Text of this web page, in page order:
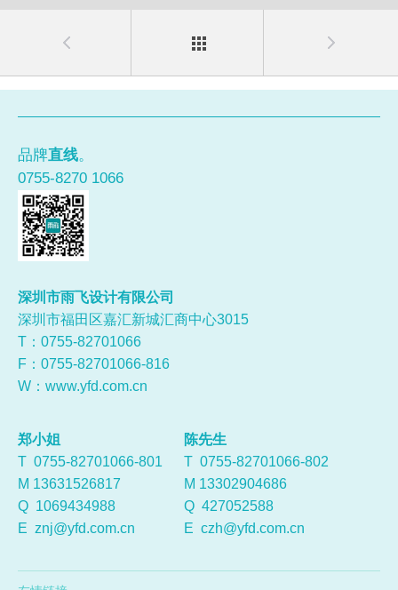
品牌直线。
0755-8270 1066
深圳市雨飞设计有限公司
深圳市福田区嘉汇新城汇商中心3015
T：0755-82701066
F：0755-82701066-816
W： www.yfd.com.cn
郑小姐
T 0755-82701066-801
M 13631526817
Q 1069434988
E znj@yfd.com.cn
陈先生
T 0755-82701066-802
M 13302904686
Q 427052588
E czh@yfd.com.cn